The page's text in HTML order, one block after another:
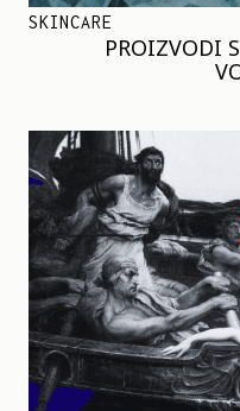
SKINCARE
PROIZVODI